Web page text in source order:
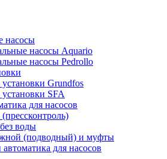
насосы
насосы Aquario
насосы Pedrollo
Grundfos
SFA
для насосов
воды
(подводный) и муфты
для насосов